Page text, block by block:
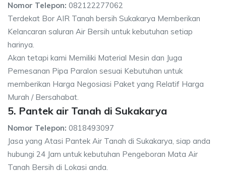
Nomor Telepon: 082122277062
Terdekat Bor AIR Tanah bersih Sukakarya Memberikan
Kelancaran saluran Air Bersih untuk kebutuhan setiap
harinya.
Akan tetapi kami Memiliki Material Mesin dan Juga
Pemesanan Pipa Paralon sesuai Kebutuhan untuk
memberikan Harga Negosiasi Paket yang Relatif Harga
Murah / Bersahabat.
5. Pantek air Tanah di Sukakarya
Nomor Telepon: 0818493097
Jasa yang Atasi Pantek Air Tanah di Sukakarya, siap anda
hubungi 24 Jam untuk kebutuhan Pengeboran Mata Air
Tanah Bersih di Lokasi anda.